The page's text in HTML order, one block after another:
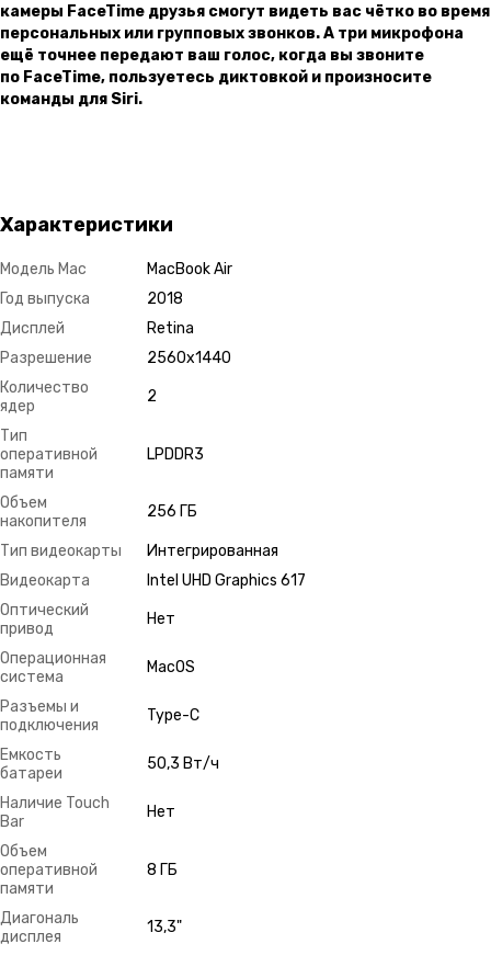
камеры FaceTime друзья смогут видеть вас чётко во время
персональных или групповых звонков. А три микрофона
ещё точнее передают ваш голос, когда вы звоните
по FaceTime, пользуетесь диктовкой и произносите
команды для Siri.
Характеристики
Модель Mac
MacBook Air
Год выпуска
2018
Дисплей
Retina
Разрешение
2560х1440
Количество
ядер
2
Тип
оперативной
памяти
LPDDR3
Объем
накопителя
256 ГБ
Тип видеокарты
Интегрированная
Видеокарта
Intel UHD Graphics 617
Оптический
привод
Нет
Операционная
система
MacOS
Разъемы и
подключения
Type-C
Емкость
батареи
50,3 Вт/ч
Наличие Touch
Bar
Нет
Объем
оперативной
памяти
8 ГБ
Диагональ
дисплея
13,3"